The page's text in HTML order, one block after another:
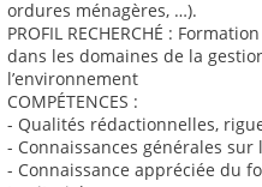
ordures ménagères, …).
PROFIL RECHERCHÉ :
dans les domaines de la
l’environnement
COMPÉTENCES :
- Qualités rédactionnelles,
- Connaissances générales
- Connaissance appréciée du